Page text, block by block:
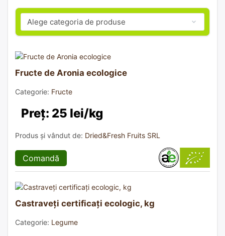
Fructe de Aronia ecologice
Categorie: Fructe
Preț: 25 lei/kg
Produs și vândut de: Dried&Fresh Fruits SRL
Comandă
Castraveți certificați ecologic, kg
Categorie: Legume